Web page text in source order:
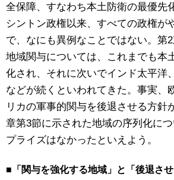
全保障、すなわち本土防衛の最優先
シントン政権以来、すべての政権が
で、なにも異例なことではない。第
地域関与については、これまでも本
化され、それに次いでインド太平洋
などが続くといわれてきた。事実、
リカの軍事的関与を後退させる方
章第3節に示された地域の序列化に
プライズはなかったといえよう。
■「関与を強化する地域」と「後退さ